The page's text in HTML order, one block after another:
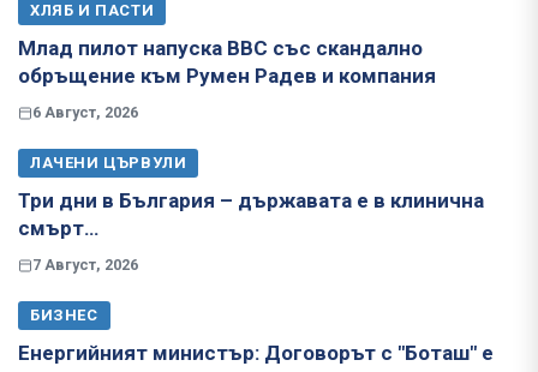
ХЛЯБ И ПАСТИ
Млад пилот напуска ВВС със скандално
обръщение към Румен Радев и компания
6 Август, 2026
ЛАЧЕНИ ЦЪРВУЛИ
Три дни в България – държавата е в клинична
смърт…
7 Август, 2026
БИЗНЕС
Енергийният министър: Договорът с "Боташ" е